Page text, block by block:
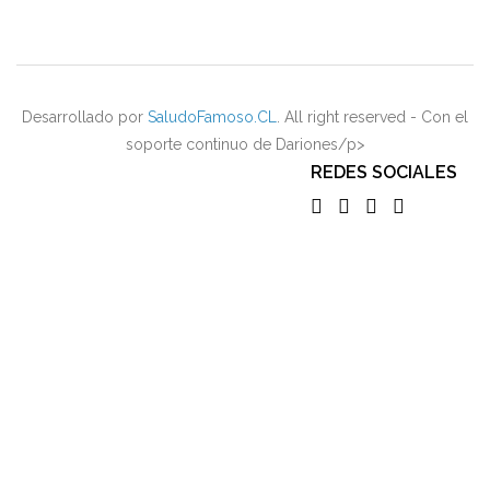
Desarrollado por SaludoFamoso.CL
. All right reserved - Con el
soporte continuo de Dariones/p>
REDES SOCIALES